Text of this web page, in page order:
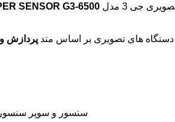
جی 3 مدل SENSOR G3-6500
های تصویری بر اساس متد پردازش
سنسور و سوپر